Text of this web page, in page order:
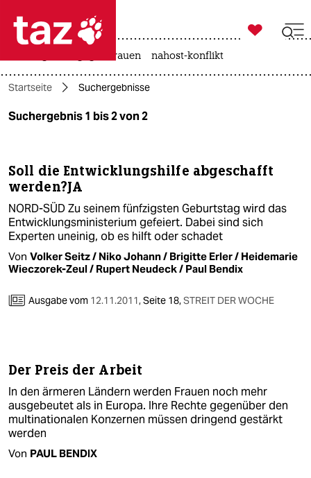
 taz zahl ich
taz zahl ich
themen
öko
gesellschaft
kultur
wahrheit
verlag
verlag
veranstaltungen

taz zahl ich
gewalt gegen frauen nahost-konflikt
Startseite Suchergebnisse
Suchergebnis 1 bis 2 von 2
Soll die Entwicklungshilfe abgeschafft
werden?JA
NORD-SÜD Zu seinem fünfzigsten Geburtstag wird das
Entwicklungsministerium gefeiert. Dabei sind sich
Experten uneinig, ob es hilft oder schadet
Von Volker Seitz / Niko Johann / Brigitte Erler / Heidemarie
Wieczorek-Zeul / Rupert Neudeck / Paul Bendix
Ausgabe vom 12.11.2011,Seite 18,STREIT DER WOCHE
Der Preis der Arbeit
In den ärmeren Ländern werden Frauen noch mehr
ausgebeutet als in Europa. Ihre Rechte gegenüber den
multinationalen Konzernen müssen dringend gestärkt
werden
Von PAUL BENDIX